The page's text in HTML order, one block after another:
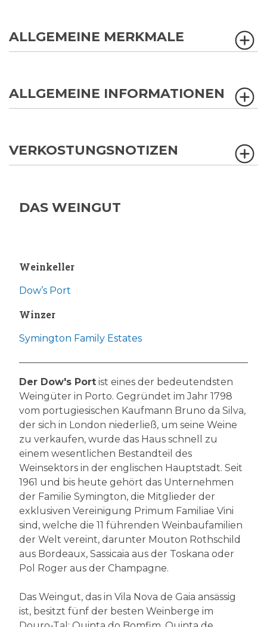
ALLGEMEINE MERKMALE
ALLGEMEINE INFORMATIONEN
VERKOSTUNGSNOTIZEN
DAS WEINGUT
Weinkeller
Dow’s Port
Winzer
Symington Family Estates
Der Dow's Port ist eines der bedeutendsten
Weingüter in Porto. Gegründet im Jahr 1798
vom portugiesischen Kaufmann Bruno da Silva,
der sich in London niederließ, um seine Weine
zu verkaufen, wurde das Haus schnell zu
einem wesentlichen Bestandteil des
Weinsektors in der englischen Hauptstadt. Seit
1961 und bis heute gehört das Unternehmen
der Familie Symington, die Mitglieder der
exklusiven Vereinigung Primum Familiae Vini
sind, welche die 11 führenden Weinbaufamilien
der Welt vereint, darunter Mouton Rothschild
aus Bordeaux, Sassicaia aus der Toskana oder
Pol Roger aus der Champagne.
Das Weingut, das in Vila Nova de Gaia ansässig
ist, besitzt fünf der besten Weinberge im